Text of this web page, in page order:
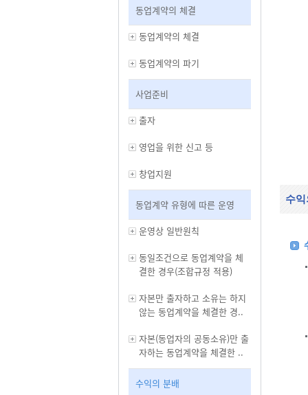
동업계약의 체결
동업계약의 체결
동업계약의 파기
사업준비
출자
영업을 위한 신고 등
창업지원
동업계약 유형에 따른 운영
운영상 일반원칙
동일조건으로 동업계약을 체
결한 경우(조합규정 적용)
자본만 출자하고 소유는 하지
않는 동업계약을 체결한 경..
자본(동업자의 공동소유)만 출
자하는 동업계약을 체결한 ..
수익의 분배
수